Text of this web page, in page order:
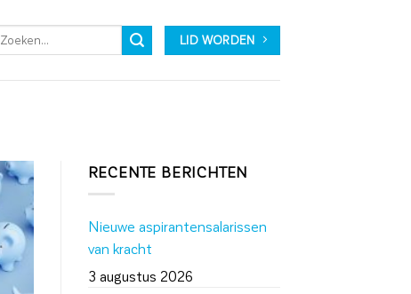
LID WORDEN
RECENTE BERICHTEN
Nieuwe aspirantensalarissen
van kracht
3 augustus 2026